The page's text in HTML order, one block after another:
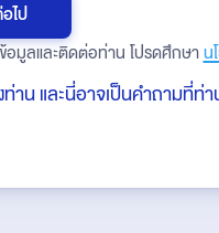
ไป
มูลและติดต่อท่าน โปรดศึกษาน
าน และนี่อาจเป็นคำถามที่ท่